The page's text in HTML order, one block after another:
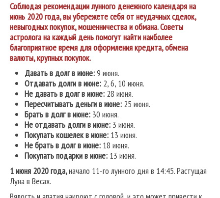
Соблюдая рекомендации лунного денежного календаря на
июнь 2020 года, вы убережете себя от неудачных сделок,
невыгодных покупок, мошенничества и обмана. Советы
астролога на каждый день помогут найти наиболее
благоприятное время для оформления кредита, обмена
валюты, крупных покупок.
Давать в долг в июне:9 июня.
Отдавать долги в июне: 2, 6, 10 июня.
Не давать в долг в июне: 28 июня.
Пересчитывать деньги в июне: 25 июня.
Брать в долг в июне: 30 июня.
Не отдавать долги в июне: 3 июня.
Покупать кошелек в июне: 13 июня.
Не брать в долг в июне: 18 июня.
Покупать подарки в июне: 13 июня.
1 июня 2020 года,начало 11-го лунного дня в 14:45. Растущая
Луна в Весах.